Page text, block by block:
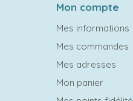
Mon compte
Mes informations
Mes commandes
Mes adresses
Mon panier